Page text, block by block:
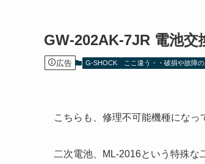
GW-202AK-7JR 電池交
広告 G-SHOCK ここ違う・・破損や故障
こちらも、修理不可能機種にな
二次電池、ML-2016という特殊な